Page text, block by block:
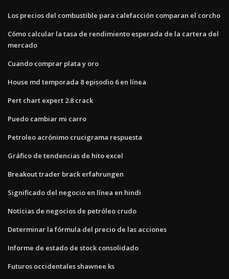
Los precios del combustible para calefacción comparan el corcho
Cómo calcular la tasa de rendimiento esperada de la cartera del
mercado
Cuando comprar plata y oro
House md temporada 8 episodio 6 en línea
Pert chart expert 2.8 crack
Puedo cambiar mi carro
Petroleo acrónimo crucigrama respuesta
Gráfico de tendencias de hito excel
Breakout trader brack erfahrungen
Significado del negocio en línea en hindi
Noticias de negocios de petróleo crudo
Determinar la fórmula del precio de las acciones
Informe de estado de stock consolidado
Futuros occidentales shawnee ks